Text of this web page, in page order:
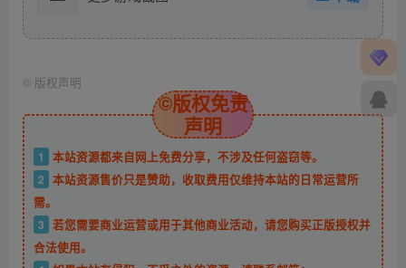
© 版权声明
©版权免责
声明
1
本站资源都来自网上免费分享，不涉及任何盗窃等。
2 本站资源售价只是赞助，收取费用仅维持本站的日常运营所
需。
3 若您需要商业运营或用于其他商业活动，请您购买正版授权并
合法使用。